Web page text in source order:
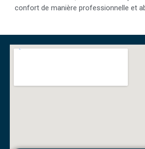
confort de manière professionnelle et